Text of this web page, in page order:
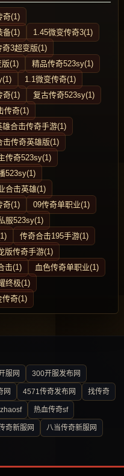
奇(1)
备(1)
1.45微变传奇3(1)
奇3超变版(1)
(1)
精品传奇523sy(1)
1.1微变传奇(1)
奇(1)
复古传奇523sy(1)
传奇(1)
雄合击传奇手游(1)
击传奇英雄版(1)
传奇523sy(1)
523sy(1)
合击英雄(1)
奇(1)
09传奇单职业(1)
服523sy(1)
传奇合击195手游(1)
版传奇手游(1)
击(1)
血色传奇单职业(1)
终极(1)
传奇(1)
服网 300开服发布网
网 4571传奇发布网 找传奇
zhaosf 热血传奇sf
奇新服网 八当传奇新服网